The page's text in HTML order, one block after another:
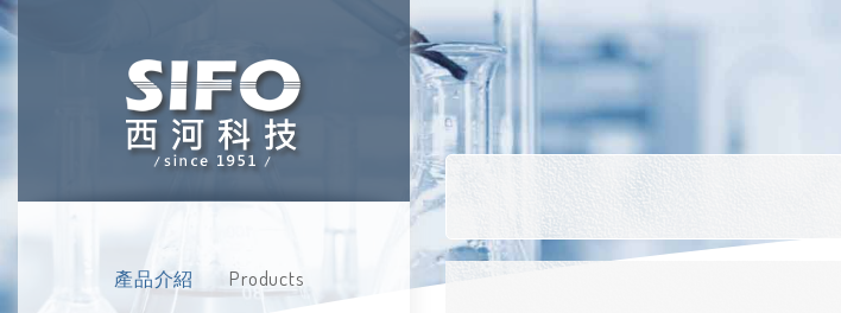
產品介紹 Products